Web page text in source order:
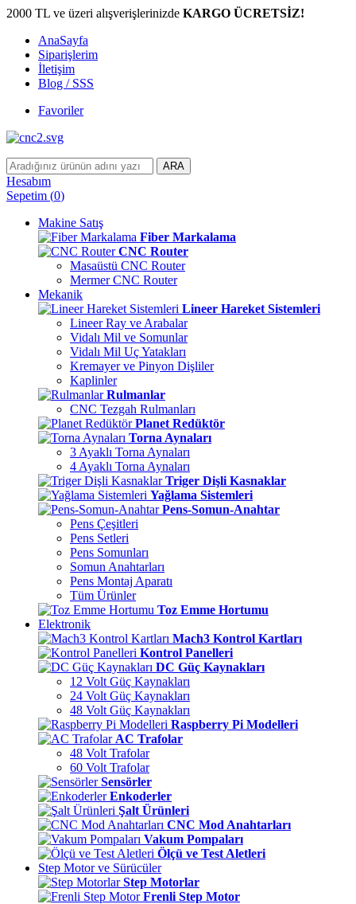
2000 TL ve üzeri alışverişlerinizde KARGO ÜCRETSİZ!
AnaSayfa
Siparişlerim
İletişim
Blog / SSS
Favoriler
ARA
Hesabım
Sepetim (0)
Makine Satış
Fiber Markalama
CNC Router
Masaüstü CNC Router
Mermer CNC Router
Mekanik
Lineer Hareket Sistemleri
Lineer Ray ve Arabalar
Vidalı Mil ve Somunlar
Vidalı Mil Uç Yatakları
Kremayer ve Pinyon Dişliler
Kaplinler
Rulmanlar
CNC Tezgah Rulmanları
Planet Redüktör
Torna Aynaları
3 Ayaklı Torna Aynaları
4 Ayaklı Torna Aynaları
Triger Dişli Kasnaklar
Yağlama Sistemleri
Pens-Somun-Anahtar
Pens Çeşitleri
Pens Setleri
Pens Somunları
Somun Anahtarları
Pens Montaj Aparatı
Tüm Ürünler
Toz Emme Hortumu
Elektronik
Mach3 Kontrol Kartları
Kontrol Panelleri
DC Güç Kaynakları
12 Volt Güç Kaynakları
24 Volt Güç Kaynakları
48 Volt Güç Kaynakları
Raspberry Pi Modelleri
AC Trafolar
48 Volt Trafolar
60 Volt Trafolar
Sensörler
Enkoderler
Şalt Ürünleri
CNC Mod Anahtarları
Vakum Pompaları
Ölçü ve Test Aletleri
Step Motor ve Sürücüler
Step Motorlar
Frenli Step Motor